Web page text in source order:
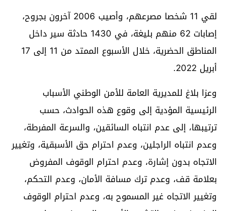
لقي 11 شخصا مصرعهم، وأصيب 2006 آخرون بجروح،
إصابات 62 منهم بليغة، في 1430 حادثة سير داخل
المناطق ‏الحضرية، خلال الأسبوع الممتد من 11 إلى 17
أبريل 2022.
وعزا بلاغ للمديرية العامة للأمن الوطني الأسباب
الرئيسية المؤدية إلى وقوع ‏هذه الحوادث، حسب
ترتيبها، إلى عدم انتباه السائقين، والسرعة المفرطة،
وعدم انتباه الراجلين، وعدم احترام حق الأسبقية، وتغيير
الاتجاه بدون إشارة، وعدم احترام الوقوف المفروض
بعلامة قف، وعدم ترك مسافة الأمان، وعدم التحكم،
وتغيير الاتجاه غير ‏المسموح به، وعدم احترام الوقوف